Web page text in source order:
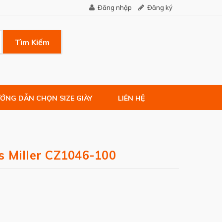
Đăng nhập Đăng ký
Tìm Kiếm
DẪN CHỌN SIZE GIÀY LIÊN HỆ
Miller CZ1046-100